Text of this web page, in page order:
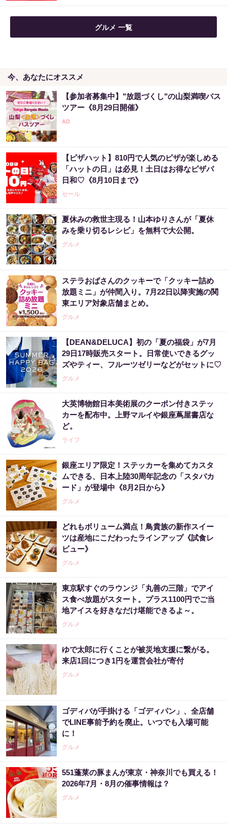
グルメ 一覧
今、あなたにオススメ
【参加者募集中】"放題づくし"の山梨満喫バス
ツアー《8月29日開催》
【ピザハット】810円で人気のピザが楽しめる
「ハットの日」は必見！土日はお得なピザパ
日和♡《8月10日まで》
セール
夏休みの救世主現る！山本ゆりさんが「夏休
みを乗り切るレシピ」を無料で大公開。
グルメ
ステラおばさんのクッキーで「クッキー詰め
放題ミニ」が仲間入り。7月22日以降実施の関
東エリア対象店舗まとめ。
グルメ
【DEAN&DELUCA】初の「夏の福袋」が7月
29日17時販売スタート。日常使いできるグッ
ズやティー、フルーツゼリーなどがセットに♡
グルメ
大英博物館日本美術展のクーポン付きステッ
カーを配布中。上野マルイや銀座蔦屋書店な
ど。
ライフ
銀座エリア限定！ステッカーを集めてカスタ
ムできる、日本上陸30周年記念の「スタバカ
ード」が登場中《8月2日から》
グルメ
どれもボリューム満点！鳥貴族の新作スイー
ツは産地にこだわったラインアップ《試食レ
ビュー》
グルメ
東京駅すぐのラウンジ「丸善の三階」でアイ
ス食べ放題がスタート。プラス1100円でご当
地アイスを好きなだけ堪能できるよ～。
グルメ
ゆで太郎に行くことが被災地支援に繋がる。
来店1回につき1円を運営会社が寄付
グルメ
ゴディバが手掛ける「ゴディパン」、全店舗
でLINE事前予約を廃止。いつでも入場可能
に！
グルメ
551蓬莱の豚まんが東京・神奈川でも買える！
2026年7月・8月の催事情報は？
グルメ